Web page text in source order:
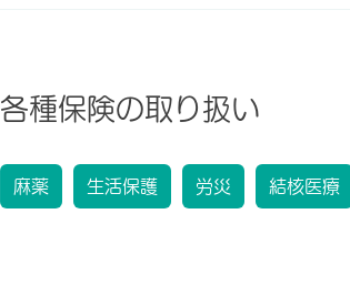
各種保険の取り扱い
麻薬 生活保護 労災 結核医療